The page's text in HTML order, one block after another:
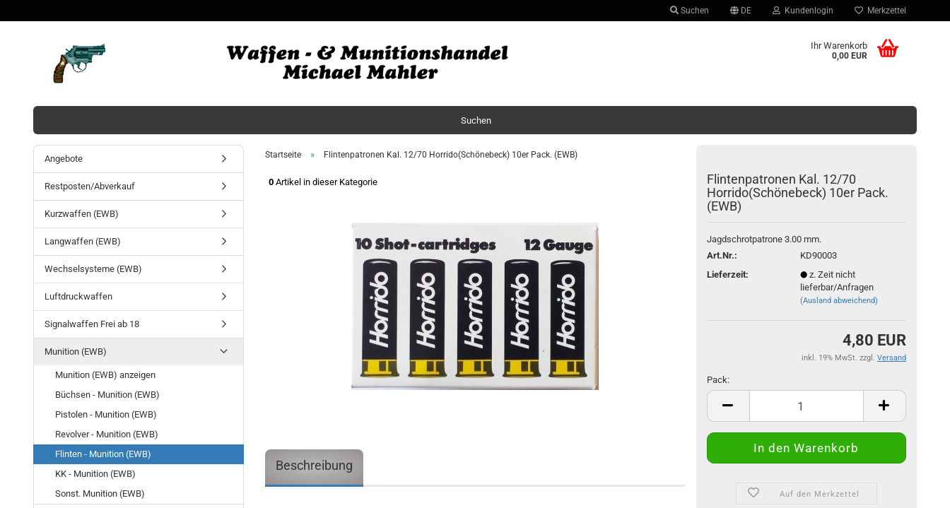
Suchen DE Kundenlogin
Passwort vergessen?
Merkzettel
Ihr Warenkorb
0,00 EUR
Suchen
Startseite » Flintenpatronen Kal. 12/70 Horrido(Schönebeck) 10er Pack. (EWB)
0Artikel in dieser Kategorie
Flintenpatronen Kal. 12/70
Horrido(Schönebeck) 10er Pack.
(EWB)
Jagdschrotpatrone 3.00 mm.
Art.Nr.:
KD90003
Lieferzeit:
z. Zeit nicht
lieferbar/Anfragen
(Ausland abweichend)
4,80 EUR
inkl. 19% MwSt. zzgl. Versand
Pack:
Pack
Auf den Merkzettel
Beschreibung
Angebote
Restposten/Abverkauf
Kurzwaffen (EWB)
Langwaffen (EWB)
Wechselsysteme (EWB)
Luftdruckwaffen
Signalwaffen Frei ab 18
Munition (EWB)
Munition (EWB) anzeigen
Büchsen - Munition (EWB)
Pistolen - Munition (EWB)
Revolver - Munition (EWB)
Flinten - Munition (EWB)
KK - Munition (EWB)
Sonst. Munition (EWB)